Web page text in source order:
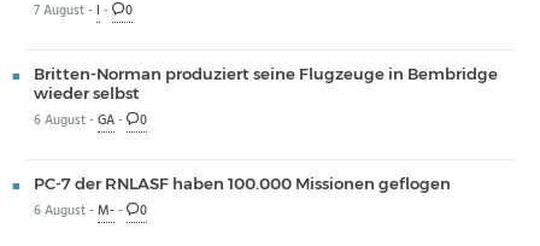
7 August - I - 0
Britten-Norman produziert seine Flugzeuge in Bembridge
wieder selbst
6 August -GA- 0
PC-7 der RNLASF haben 100.000 Missionen geflogen
6 August -M-- 0